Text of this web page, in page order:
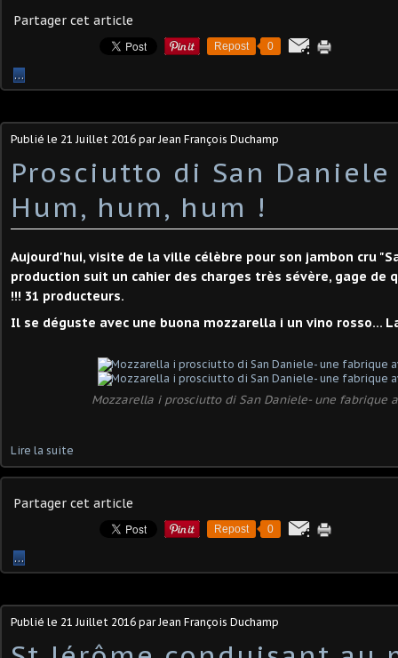
Partager cet article
Repost 0
…
Publié le 21 Juillet 2016 par Jean François Duchamp
Prosciutto di San
Hum, hum, hum !
Aujourd'hui, visite de la ville célèbre pour son jambon cru
production suit un cahier des charges très sévère, gage de
!!! 31 producteurs.
Il se déguste avec une buona mozzarella i un vino rosso...
Mozzarella i prosciutto di San Daniele- une fabrique
Lire la suite
Partager cet article
Repost 0
…
Publié le 21 Juillet 2016 par Jean François Duchamp